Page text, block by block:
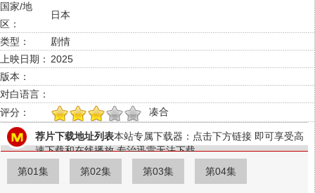
国家/地
区：
日本
类型：
剧情
上映日期： 2025
版本：
对白语言：
评分：
1 3 4 5 凑合
荐片下载地址列表本站专属下载器：点击下方链接 即可享受高
速下载和在线播放 专治迅雷无法下载
第01集
第02集 第03集 第04集